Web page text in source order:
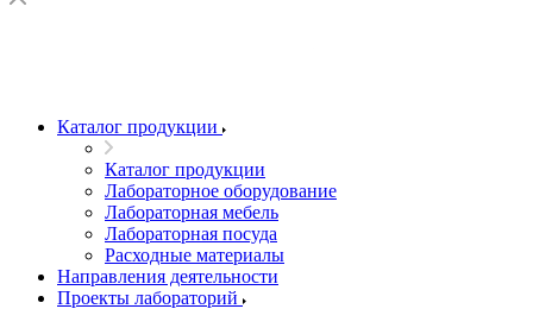
Каталог продукции
Каталог продукции
Лабораторное оборудование
Лабораторная мебель
Лабораторная посуда
Расходные материалы
Направления деятельности
Проекты лабораторий